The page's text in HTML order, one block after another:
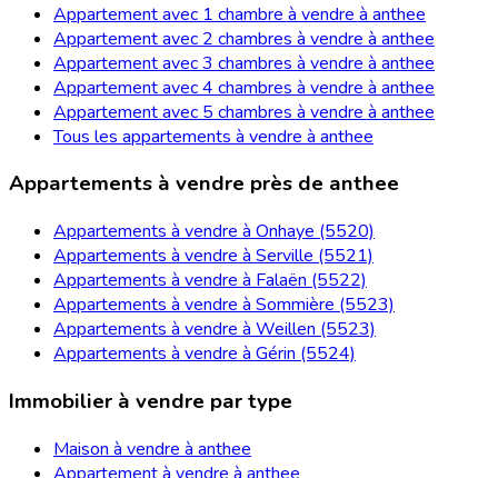
Appartement avec 1 chambre à vendre à anthee
Appartement avec 2 chambres à vendre à anthee
Appartement avec 3 chambres à vendre à anthee
Appartement avec 4 chambres à vendre à anthee
Appartement avec 5 chambres à vendre à anthee
Tous les appartements à vendre à anthee
Appartements à vendre près de anthee
Appartements à vendre à Onhaye (5520)
Appartements à vendre à Serville (5521)
Appartements à vendre à Falaën (5522)
Appartements à vendre à Sommière (5523)
Appartements à vendre à Weillen (5523)
Appartements à vendre à Gérin (5524)
Immobilier à vendre par type
Maison à vendre à anthee
Appartement à vendre à anthee